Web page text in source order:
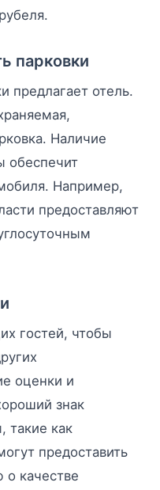
парковки
предлагает отель.
Наличие
обеспечит
Например,
предоставляют
гостей, чтобы
оценки и
знак
такие как
предоставить
качестве